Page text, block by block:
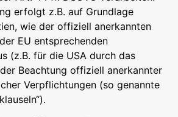
erfolgt z.B. auf Grundlage
wie der offiziell anerkannten
EU entsprechenden
(z.B. für die USA durch das
Beachtung offiziell anerkannter
Verpflichtungen (so genannte